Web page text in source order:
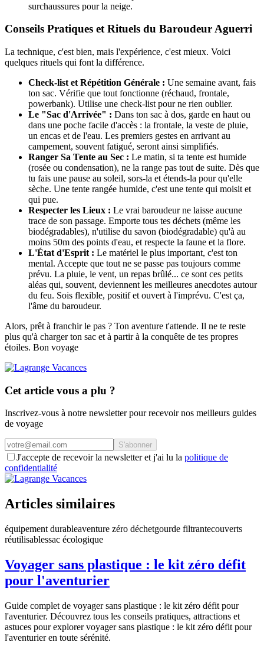
surchaussures pour la neige.
Conseils Pratiques et Rituels du Baroudeur Aguerri
La technique, c'est bien, mais l'expérience, c'est mieux. Voici
quelques rituels qui font la différence.
Check-list et Répétition Générale : Une semaine avant, fais
ton sac. Vérifie que tout fonctionne (réchaud, frontale,
powerbank). Utilise une check-list pour ne rien oublier.
Le "Sac d'Arrivée" : Dans ton sac à dos, garde en haut ou
dans une poche facile d'accès : la frontale, la veste de pluie,
un encas et de l'eau. Les premiers gestes en arrivant au
campement, souvent fatigué, seront ainsi simplifiés.
Ranger Sa Tente au Sec : Le matin, si ta tente est humide
(rosée ou condensation), ne la range pas tout de suite. Dès que
tu fais une pause au soleil, sors-la et étends-la pour qu'elle
sèche. Une tente rangée humide, c'est une tente qui moisit et
qui pue.
Respecter les Lieux : Le vrai baroudeur ne laisse aucune
trace de son passage. Emporte tous tes déchets (même les
biodégradables), n'utilise du savon (biodégradable) qu'à au
moins 50m des points d'eau, et respecte la faune et la flore.
L'État d'Esprit : Le matériel le plus important, c'est ton
mental. Accepte que tout ne se passe pas toujours comme
prévu. La pluie, le vent, un repas brûlé... ce sont ces petits
aléas qui, souvent, deviennent les meilleures anecdotes autour
du feu. Sois flexible, positif et ouvert à l'imprévu. C'est ça,
l'âme du baroudeur.
Alors, prêt à franchir le pas ? Ton aventure t'attende. Il ne te reste
plus qu'à charger ton sac et à partir à la conquête de tes propres
étoiles. Bon voyage
Cet article vous a plu ?
Inscrivez-vous à notre newsletter pour recevoir nos meilleurs guides
de voyage
S'abonner
J'accepte de recevoir la newsletter et j'ai lu la politique de
confidentialité
Articles similaires
équipement durableaventure zéro déchetgourde filtrantecouverts
réutilisablessac écologique
Voyager sans plastique : le kit zéro défit
pour l'aventurier
Guide complet de voyager sans plastique : le kit zéro défit pour
l'aventurier. Découvrez tous les conseils pratiques, attractions et
astuces pour explorer voyager sans plastique : le kit zéro défit pour
l'aventurier en toute sérénité.